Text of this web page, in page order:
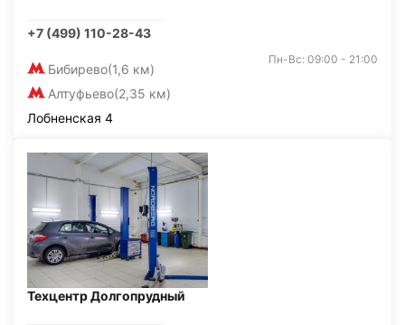
+7 (499) 110-28-43
Бибирево(1,6 км)
Алтуфьево(2,35 км)
Пн-Вс: 09:00 - 21:00
Лобненская 4
Техцентр Долгопрудный